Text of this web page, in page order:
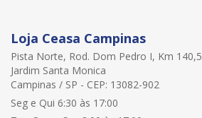
Loja Ceasa Campinas
Pista Norte, Rod. Dom Pedro I, Km 140,5
Jardim Santa Monica
Campinas / SP - CEP: 13082-902
Seg e Qui 6:30 às 17:00